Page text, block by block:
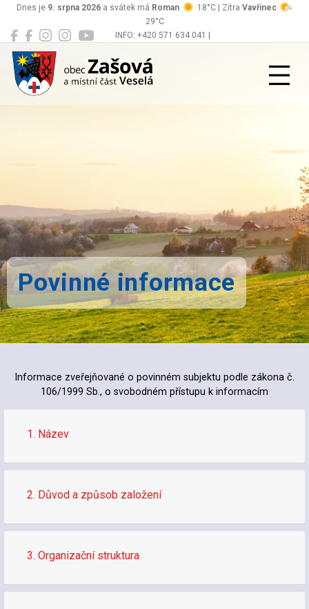
INFO: +420 571 634 041 |
Dnes je 9. srpna 2026 a svátek má Roman 18°C | Zítra Vavřinec
29°C
Zašová
Povinné informace
Informace zveřejňované o povinném subjektu podle zákona č.
106/1999 Sb., o svobodném přístupu k informacím
1. Název
2. Důvod a způsob založení
3. Organizační struktura